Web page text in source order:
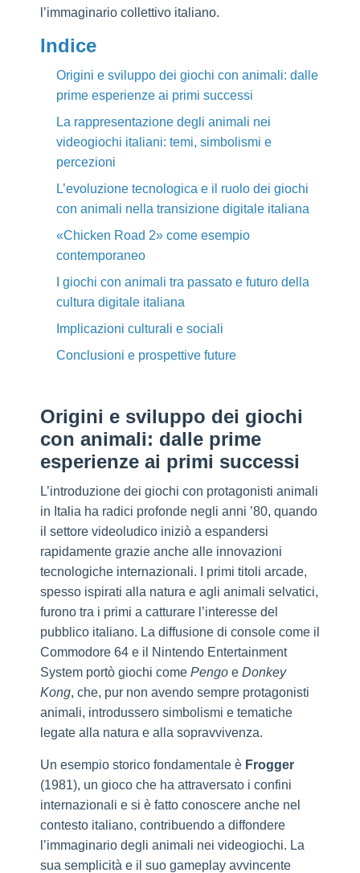
l’immaginario collettivo italiano.
Indice
Origini e sviluppo dei giochi con animali: dalle
prime esperienze ai primi successi
La rappresentazione degli animali nei
videogiochi italiani: temi, simbolismi e
percezioni
L’evoluzione tecnologica e il ruolo dei giochi
con animali nella transizione digitale italiana
«Chicken Road 2» come esempio
contemporaneo
I giochi con animali tra passato e futuro della
cultura digitale italiana
Implicazioni culturali e sociali
Conclusioni e prospettive future
Origini e sviluppo dei giochi
con animali: dalle prime
esperienze ai primi successi
L’introduzione dei giochi con protagonisti animali
in Italia ha radici profonde negli anni ’80, quando
il settore videoludico iniziò a espandersi
rapidamente grazie anche alle innovazioni
tecnologiche internazionali. I primi titoli arcade,
spesso ispirati alla natura e agli animali selvatici,
furono tra i primi a catturare l’interesse del
pubblico italiano. La diffusione di console come il
Commodore 64 e il Nintendo Entertainment
System portò giochi come Pengo e Donkey
Kong, che, pur non avendo sempre protagonisti
animali, introdussero simbolismi e tematiche
legate alla natura e alla sopravvivenza.
Un esempio storico fondamentale è Frogger
(1981), un gioco che ha attraversato i confini
internazionali e si è fatto conoscere anche nel
contesto italiano, contribuendo a diffondere
l’immaginario degli animali nei videogiochi. La
sua semplicità e il suo gameplay avvincente